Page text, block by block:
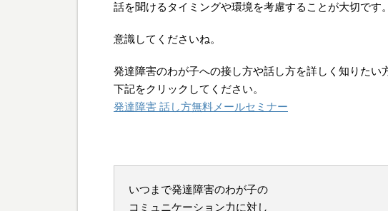
話を聞けるタイミングや環境を考慮することが大切です。
意識してくださいね。
発達障害のわが子への接し方や話し方を詳しく知りたい
下記をクリックしてください。
発達障害 話し方無料メールセミナー
いつまで発達障害のわが子の
コミュニケーション力に対し